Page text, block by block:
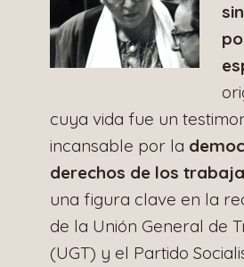
cuya vida fue un
incansable por la
derechos de los
una figura clave en la
de la Unión General de
(UGT) y el Partido